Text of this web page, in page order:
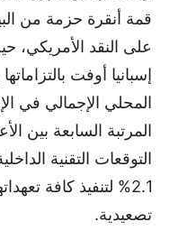
قمة أنقرة حزمة من
على النقد الأمريكي،
المحلي الإجمالي في
التوقعات التقنية
2.1% لتنفيذ كافة
تصعيدية.